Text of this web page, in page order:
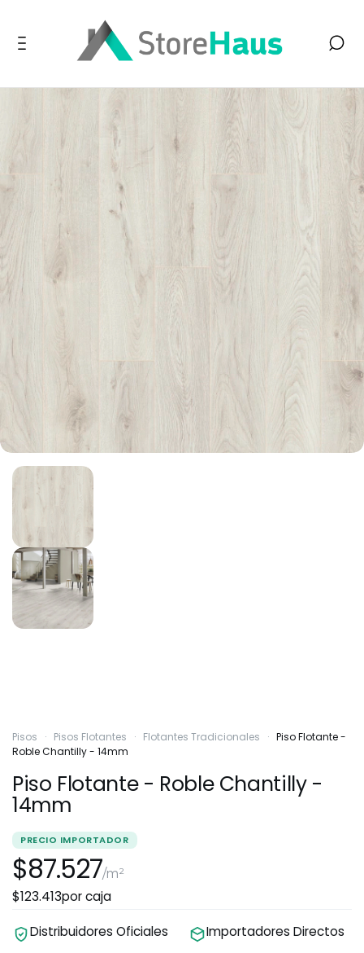
Pisos · Pisos Flotantes · Flotantes Tradicionales · Piso Flotante -
Roble Chantilly - 14mm
Piso Flotante - Roble Chantilly -
14mm
PRECIO IMPORTADOR
$87.527/m²
$123.413por caja
Distribuidores Oficiales
Importadores Directos